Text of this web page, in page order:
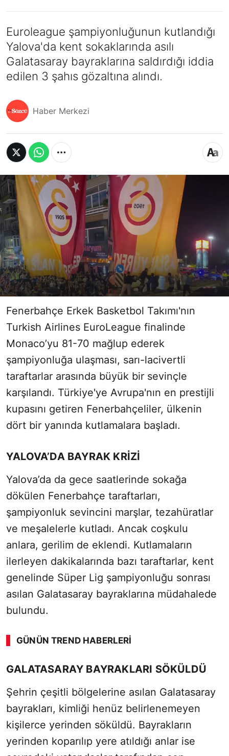
Euroleague şampiyonluğunun kutlandığı
Yalova'da kent sokaklarında asılı
Galatasaray bayraklarına saldırdığı iddia
edilen 3 şahıs gözaltına alındı.
Haber Merkezi
Fenerbahçe Erkek Basketbol Takımı'nın
Turkish Airlines EuroLeague finalinde
Monaco’yu 81-70 mağlup ederek
şampiyonluğa ulaşması, sarı-lacivertli
taraftarlar arasında büyük bir sevinçle
karşılandı. Türkiye'ye Avrupa'nın en prestijli
kupasını getiren Fenerbahçeliler, ülkenin
dört bir yanında kutlamalara başladı.
YALOVA’DA BAYRAK KRİZİ
Yalova’da da gece saatlerinde sokağa
dökülen Fenerbahçe taraftarları,
şampiyonluk sevincini marşlar, tezahüratlar
ve meşalelerle kutladı. Ancak coşkulu
anlara, gerilim de eklendi. Kutlamaların
ilerleyen dakikalarında bazı taraftarlar, kent
genelinde Süper Lig şampiyonluğu sonrası
asılan Galatasaray bayraklarına müdahalede
bulundu.
GÜNÜN TREND HABERLERI
00:01 / 09:08
Sesi Aç
GALATASARAY BAYRAKLARI SÖKÜLDÜ
Şehrin çeşitli bölgelerine asılan Galatasaray
bayrakları, kimliği henüz belirlenemeyen
kişilerce yerinden söküldü. Bayrakların
yerinden koparılıp yere atıldığı anlar ise